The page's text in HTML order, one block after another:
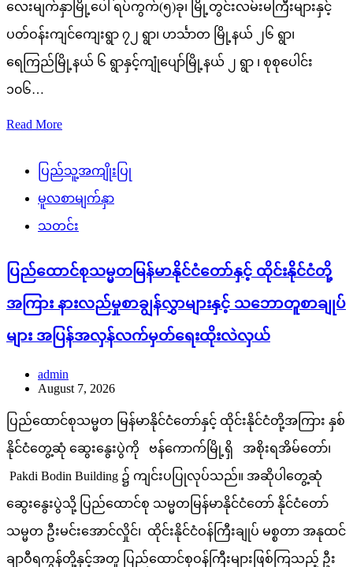
လေးမျက်နှာမြို့ပေါ် ရပ်ကွက်(၅)ခု၊ မြို့တွင်းလမ်းမကြီးများနှင့်
ပတ်ဝန်းကျင်ကျေးရွာ ၇၂ ရွာ၊ ဟင်္သာတ မြို့နယ် ၂၆ ရွာ၊
ရေကြည်မြို့နယ် ၆ ရွာနှင့်ကျုံပျော်မြို့နယ် ၂ ရွာ ၊ စုစုပေါင်း
၁၀၆…
Read More
ပြည်သူ့အကျိုးပြု
မူလစာမျက်နှာ
သတင်း
ပြည်ထောင်စုသမ္မတမြန်မာနိုင်ငံတော်နှင့် ထိုင်းနိုင်ငံတို့
အကြား နားလည်မှုစာချွန်လွှာများနှင့် သဘောတူစာချုပ်
များ အပြန်အလှန်လက်မှတ်ရေးထိုးလဲလှယ်
admin
August 7, 2026
ပြည်ထောင်စုသမ္မတ မြန်မာနိုင်ငံတော်နှင့် ထိုင်းနိုင်ငံတို့အကြား နှစ်
နိုင်ငံတွေ့ဆုံ ဆွေးနွေးပွဲကို ဗန်ကောက်မြို့ရှိ အစိုးရအိမ်တော်၊
Pakdi Bodin Building ၌ ကျင်းပပြုလုပ်သည်။ အဆိုပါတွေ့ဆုံ
ဆွေးနွေးပွဲသို့ ပြည်ထောင်စု သမ္မတမြန်မာနိုင်ငံတော် နိုင်ငံတော်
သမ္မတ ဦးမင်းအောင်လှိုင်၊ ထိုင်းနိုင်ငံဝန်ကြီးချုပ် မစ္စတာ အနုထင်
ချာဝီရကွန်တို့နှင့်အတူ ပြည်ထောင်စုဝန်ကြီးများဖြစ်ကြသည့် ဦး